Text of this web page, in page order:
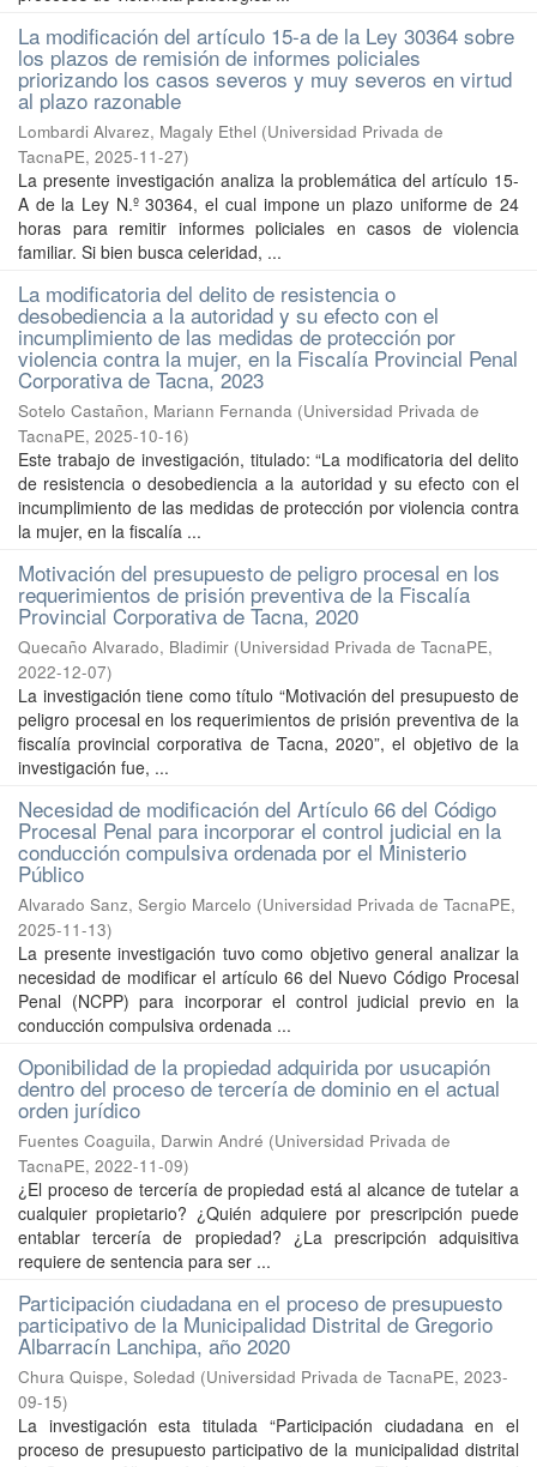
La modificación del artículo 15-a de la Ley 30364 sobre
los plazos de remisión de informes policiales
priorizando los casos severos y muy severos en virtud
al plazo razonable
Lombardi Alvarez, Magaly Ethel (Universidad Privada de
TacnaPE, 2025-11-27)
La presente investigación analiza la problemática del artículo 15-
A de la Ley N.º 30364, el cual impone un plazo uniforme de 24
horas para remitir informes policiales en casos de violencia
familiar. Si bien busca celeridad, ...
La modificatoria del delito de resistencia o
desobediencia a la autoridad y su efecto con el
incumplimiento de las medidas de protección por
violencia contra la mujer, en la Fiscalía Provincial Penal
Corporativa de Tacna, 2023
Sotelo Castañon, Mariann Fernanda (Universidad Privada de
TacnaPE, 2025-10-16)
Este trabajo de investigación, titulado: “La modificatoria del delito
de resistencia o desobediencia a la autoridad y su efecto con el
incumplimiento de las medidas de protección por violencia contra
la mujer, en la fiscalía ...
Motivación del presupuesto de peligro procesal en los
requerimientos de prisión preventiva de la Fiscalía
Provincial Corporativa de Tacna, 2020
Quecaño Alvarado, Bladimir (Universidad Privada de TacnaPE,
2022-12-07)
La investigación tiene como título “Motivación del presupuesto de
peligro procesal en los requerimientos de prisión preventiva de la
fiscalía provincial corporativa de Tacna, 2020”, el objetivo de la
investigación fue, ...
Necesidad de modificación del Artículo 66 del Código
Procesal Penal para incorporar el control judicial en la
conducción compulsiva ordenada por el Ministerio
Público
Alvarado Sanz, Sergio Marcelo (Universidad Privada de TacnaPE,
2025-11-13)
La presente investigación tuvo como objetivo general analizar la
necesidad de modificar el artículo 66 del Nuevo Código Procesal
Penal (NCPP) para incorporar el control judicial previo en la
conducción compulsiva ordenada ...
Oponibilidad de la propiedad adquirida por usucapión
dentro del proceso de tercería de dominio en el actual
orden jurídico
Fuentes Coaguila, Darwin André (Universidad Privada de
TacnaPE, 2022-11-09)
¿El proceso de tercería de propiedad está al alcance de tutelar a
cualquier propietario? ¿Quién adquiere por prescripción puede
entablar tercería de propiedad? ¿La prescripción adquisitiva
requiere de sentencia para ser ...
Participación ciudadana en el proceso de presupuesto
participativo de la Municipalidad Distrital de Gregorio
Albarracín Lanchipa, año 2020
Chura Quispe, Soledad (Universidad Privada de TacnaPE, 2023-
09-15)
La investigación esta titulada “Participación ciudadana en el
proceso de presupuesto participativo de la municipalidad distrital